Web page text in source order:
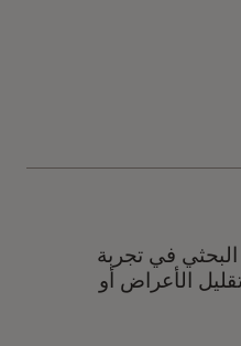
في تجربة
الأعراض أو